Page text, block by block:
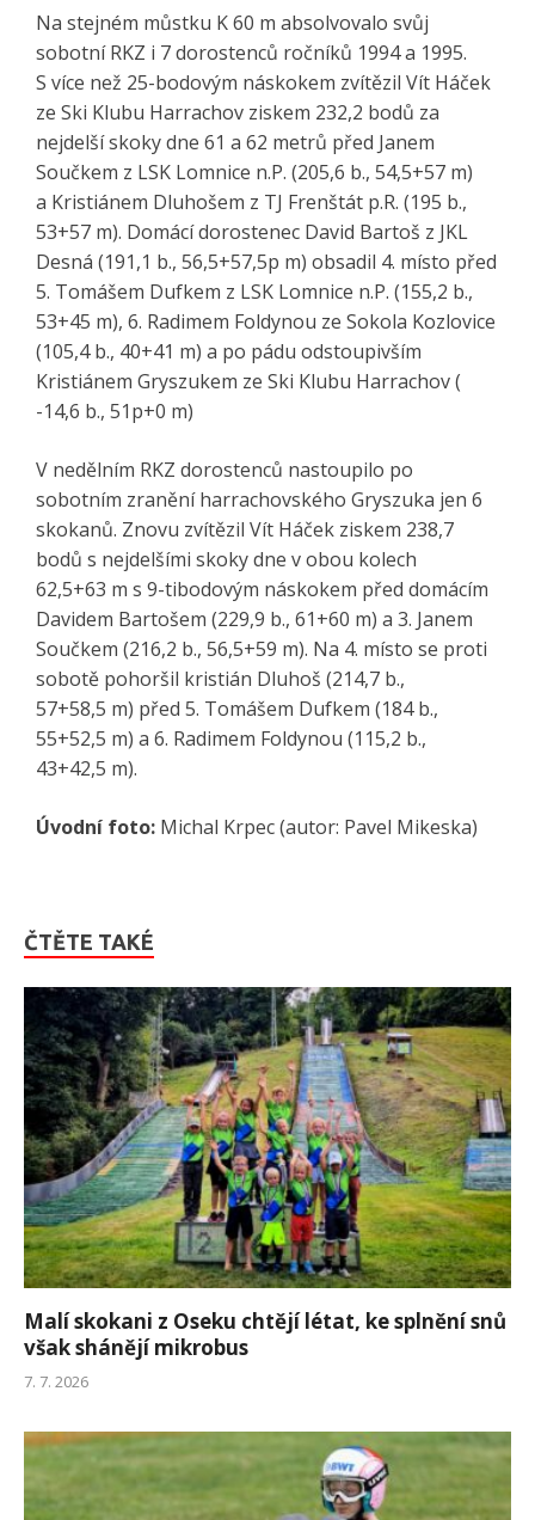
Na stejném můstku K 60 m absolvovalo svůj
sobotní RKZ i 7 dorostenců ročníků 1994 a 1995.
S více než 25-bodovým náskokem zvítězil Vít Háček
ze Ski Klubu Harrachov ziskem 232,2 bodů za
nejdelší skoky dne 61 a 62 metrů před Janem
Součkem z LSK Lomnice n.P. (205,6 b., 54,5+57 m)
a Kristiánem Dluhošem z TJ Frenštát p.R. (195 b.,
53+57 m). Domácí dorostenec David Bartoš z JKL
Desná (191,1 b., 56,5+57,5p m) obsadil 4. místo před
5. Tomášem Dufkem z LSK Lomnice n.P. (155,2 b.,
53+45 m), 6. Radimem Foldynou ze Sokola Kozlovice
(105,4 b., 40+41 m) a po pádu odstoupivším
Kristiánem Gryszukem ze Ski Klubu Harrachov (
-14,6 b., 51p+0 m)
V nedělním RKZ dorostenců nastoupilo po
sobotním zranění harrachovského Gryszuka jen 6
skokanů. Znovu zvítězil Vít Háček ziskem 238,7
bodů s nejdelšími skoky dne v obou kolech
62,5+63 m s 9-tibodovým náskokem před domácím
Davidem Bartošem (229,9 b., 61+60 m) a 3. Janem
Součkem (216,2 b., 56,5+59 m). Na 4. místo se proti
sobotě pohoršil kristián Dluhoš (214,7 b.,
57+58,5 m) před 5. Tomášem Dufkem (184 b.,
55+52,5 m) a 6. Radimem Foldynou (115,2 b.,
43+42,5 m).
Úvodní foto: Michal Krpec (autor: Pavel Mikeska)
ČTĚTE TAKÉ
Malí skokani z Oseku chtějí létat, ke splnění snů
však shánějí mikrobus
7. 7. 2026